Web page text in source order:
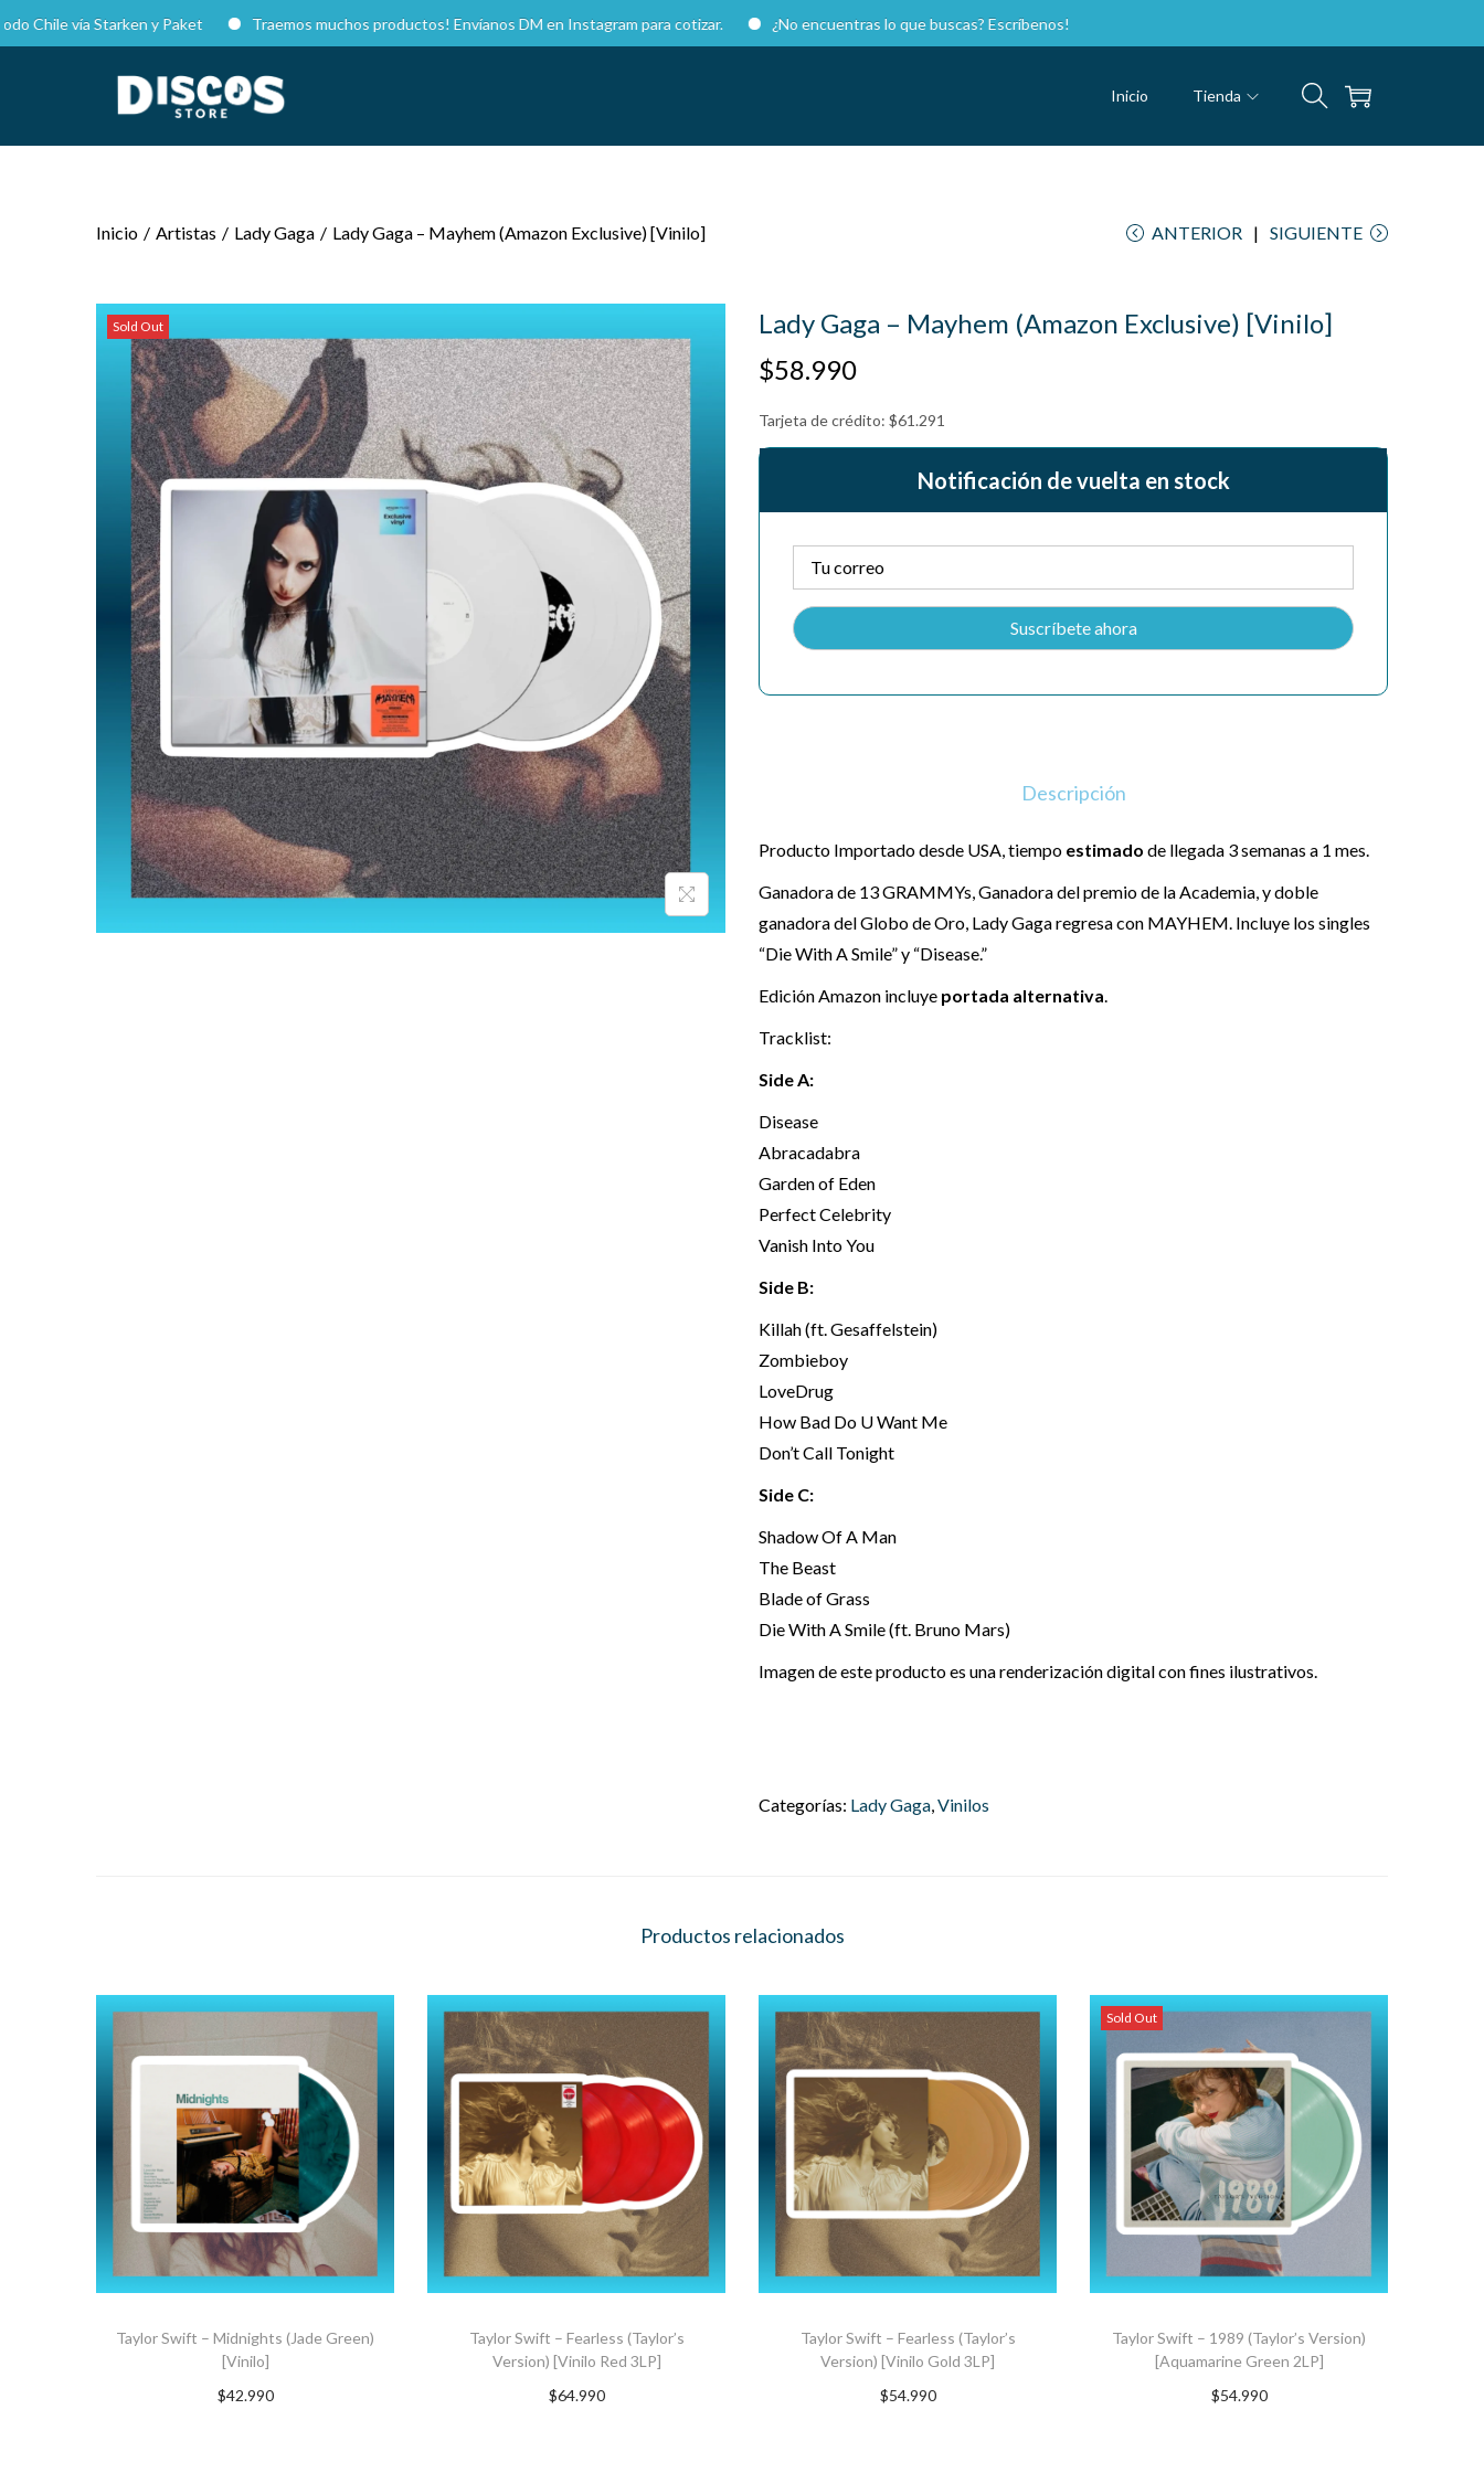
vía Starken y Paket Traemos muchos productos! Envíanos DM en Instagram para cotizar. ¿No encuentras lo que buscas? Escríbenos!
Inicio Tienda
Inicio / Artistas / Lady Gaga / Lady Gaga – Mayhem (Amazon Exclusive) [Vinilo] ANTERIOR SIGUIENTE
Sold Out
Lady Gaga – Mayhem (Amazon Exclusive) [Vinilo]
$58.990
Tarjeta de crédito: $61.291
Notificación de vuelta en stock
Descripción
Producto Importado desde USA, tiempo estimado de llegada 3 semanas a 1 mes.
Ganadora de 13 GRAMMYs, Ganadora del premio de la Academia, y doble
ganadora del Globo de Oro, Lady Gaga regresa con MAYHEM. Incluye los singles
“Die With A Smile” y “Disease.”
Edición Amazon incluye portada alternativa.
Tracklist:
Side A:
Disease
Abracadabra
Garden of Eden
Perfect Celebrity
Vanish Into You
Side B:
Killah (ft. Gesaffelstein)
Zombieboy
LoveDrug
How Bad Do U Want Me
Don’t Call Tonight
Side C:
Shadow Of A Man
The Beast
Blade of Grass
Die With A Smile(ft. Bruno Mars)
Imagen de este producto es una renderización digital con fines ilustrativos.
Categorías: Lady Gaga,Vinilos
Productos relacionados
Taylor Swift – Midnights (Jade Green)
[Vinilo]
$42.990
Taylor Swift – Fearless (Taylor’s
Version) [Vinilo Red 3LP]
$64.990
Taylor Swift – Fearless (Taylor’s
Version) [Vinilo Gold 3LP]
$54.990
Sold Out
Taylor Swift – 1989 (Taylor’s Version)
[Aquamarine Green 2LP]
$54.990